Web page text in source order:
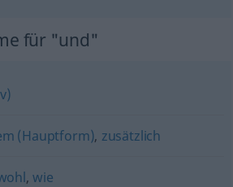
für "und"
(Hauptform), zusätzlich
,wie